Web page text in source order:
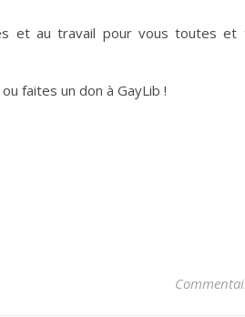
et au travail pour vous toutes et
faites un don à GayLib !